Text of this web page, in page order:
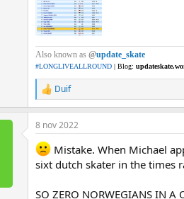
Also known as @update_skate
#LONGLIVEALLROUND | Blog:
R
e
a
c
t
i
o
:
Duif
8 nov 2022
Mistake. When Michael
sixt dutch skater in the times
SO ZERO NORWEGIANS IN A